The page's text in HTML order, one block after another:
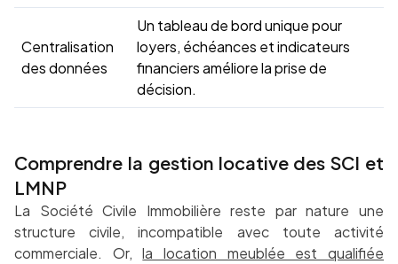
Centralisation
des données
Un tableau de bord unique pour
loyers, échéances et indicateurs
financiers améliore la prise de
décision.
Comprendre la gestion locative des SCI et
LMNP
La Société Civile Immobilière reste par nature une
structure civile, incompatible avec toute activité
commerciale. Or,la location meublée est qualifiée